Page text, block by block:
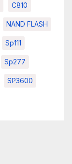
C810
NAND FLASH
Sp111
Sp277
SP3600